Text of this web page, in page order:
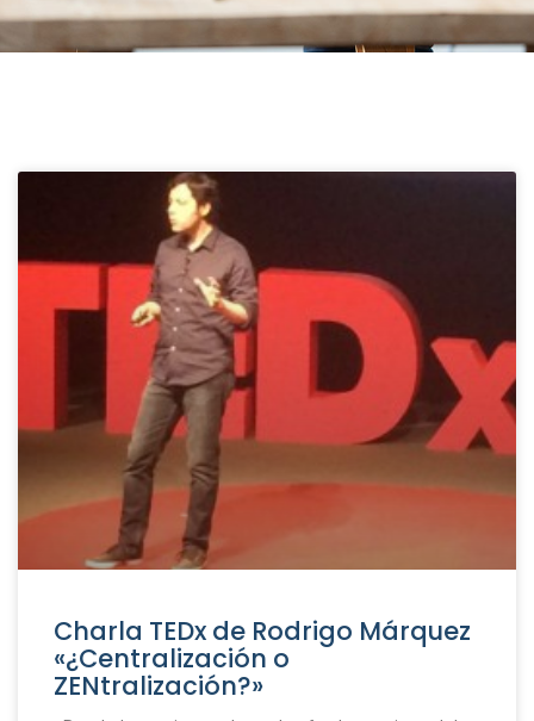
Charla TEDx de Rodrigo Márquez
«¿Centralización o
ZENtralización?»